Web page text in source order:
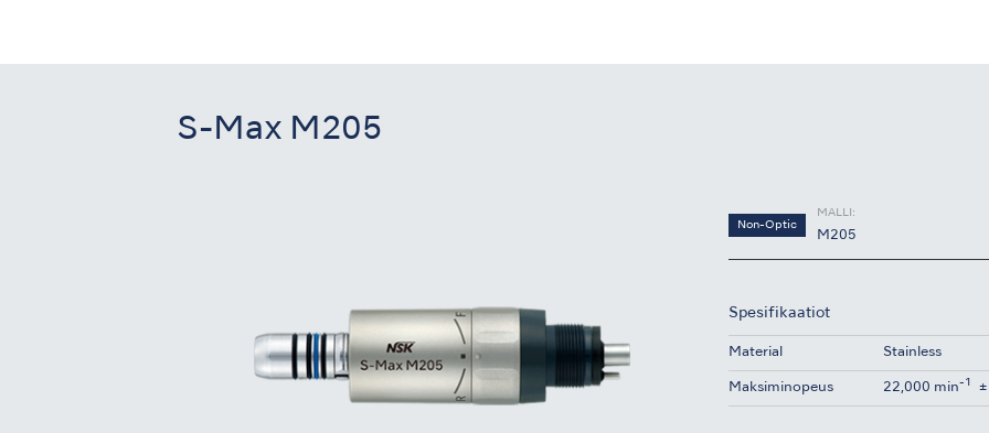
S-Max M205
Non-Optic
MALLI:
M205
Spesifikaatiot
Material Stainless
Maksiminopeus 22,000 min-1 ±